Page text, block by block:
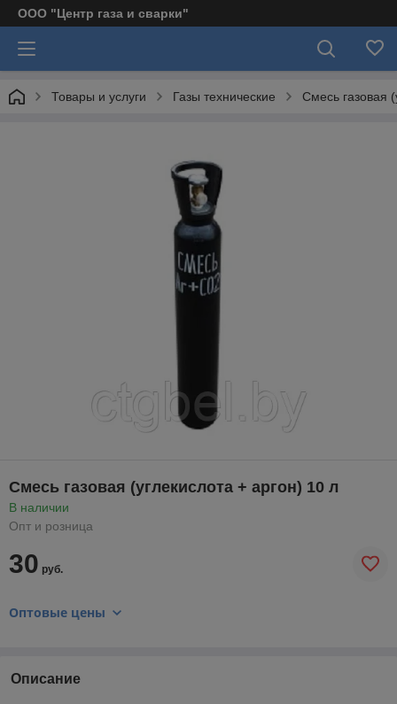
ООО "Центр газа и сварки"
Товары и услуги Газы технические Смесь газовая
Смесь газовая (углекислота + аргон) 10 л
В наличии
Опт и розница
30 руб.
Оптовые цены
Описание